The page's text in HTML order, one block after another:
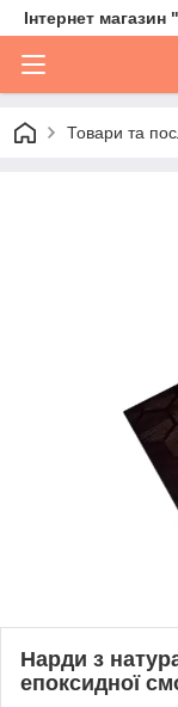
Інтернет магазин
Товари та
Нарди з
епоксидної